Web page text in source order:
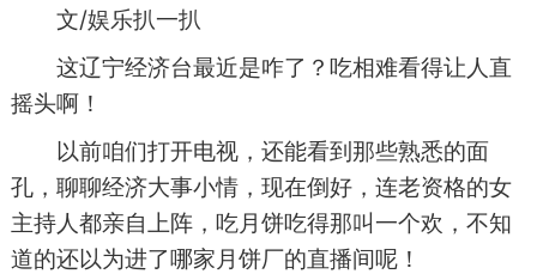
文/娱乐扒一扒
这辽宁经济台最近是咋了？吃相难看得让人直
摇头啊！
以前咱们打开电视，还能看到那些熟悉的面
孔，聊聊经济大事小情，现在倒好，连老资格的女
主持人都亲自上阵，吃月饼吃得那叫一个欢，不知
道的还以为进了哪家月饼厂的直播间呢！